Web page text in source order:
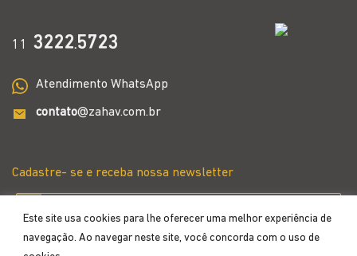
Este site usa cookies para lhe oferecer uma melhor experiência de
navegação. Ao navegar neste site, você concorda com o uso de
11 3222.5723
Atendimento WhatsApp
contato@zahav.com.br
Cadastre- se e receba nossa newsletter